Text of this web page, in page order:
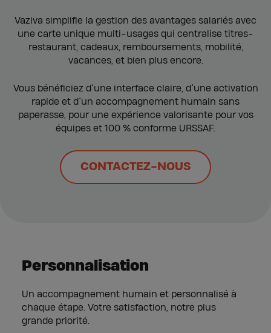
Vaziva simplifie la gestion des avantages salariés avec
une carte unique multi-usages qui centralise titres-
restaurant, cadeaux, remboursements, mobilité,
vacances, et bien plus encore.
Vous bénéficiez d’une interface claire, d’une activation
rapide et d’un accompagnement humain sans
paperasse, pour une expérience valorisante pour vos
équipes et 100 % conforme URSSAF.
CONTACTEZ-NOUS
Personnalisation
Un accompagnement humain et personnalisé à
chaque étape. Votre satisfaction, notre plus
grande priorité.